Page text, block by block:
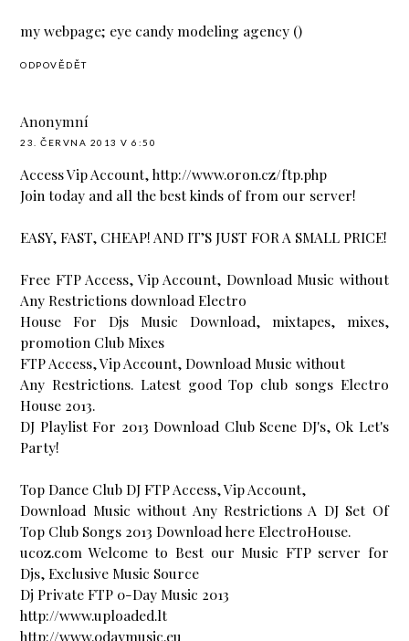
my webpage; eye candy modeling agency ()
ODPOVĚDĚT
Anonymní
23. ČERVNA 2013 V 6:50
Access Vip Account, http://www.oron.cz/ftp.php
Join today and all the best kinds of from our server!
EASY, FAST, CHEAP! AND IT’S JUST FOR A SMALL PRICE!
Free FTP Access, Vip Account, Download Music without
Any Restrictions download Electro
House For Djs Music Download, mixtapes, mixes,
promotion Club Mixes
FTP Access, Vip Account, Download Music without
Any Restrictions. Latest good Top club songs Electro
House 2013.
DJ Playlist For 2013 Download Club Scene DJ's, Ok Let's
Party!
Top Dance Club DJ FTP Access, Vip Account,
Download Music without Any Restrictions A DJ Set Of
Top Club Songs 2013 Download here ElectroHouse.
ucoz.com Welcome to Best our Music FTP server for
Djs, Exclusive Music Source
Dj Private FTP 0-Day Music 2013
http://www.uploaded.lt
http://www.0daymusic.eu